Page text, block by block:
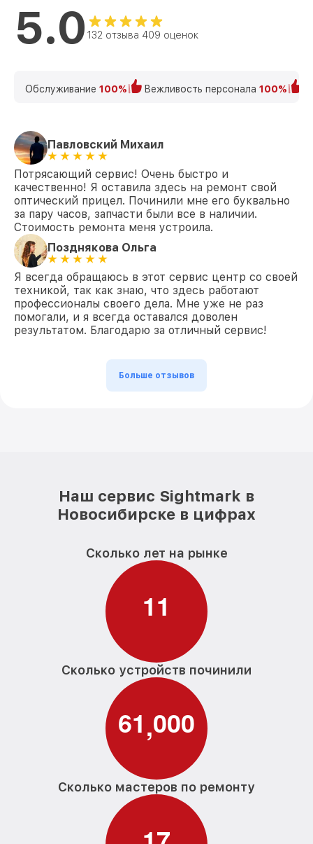
5.0 132 отзыва 409 оценок
Обслуживание 100% Вежливость персонала 100%
Павловский Михаил
Потрясающий сервис! Очень быстро и
качественно! Я оставила здесь на ремонт свой
оптический прицел. Починили мне его буквально
за пару часов, запчасти были все в наличии.
Стоимость ремонта меня устроила.
Позднякова Ольга
Я всегда обращаюсь в этот сервис центр со своей
техникой, так как знаю, что здесь работают
профессионалы своего дела. Мне уже не раз
помогали, и я всегда оставался доволен
результатом. Благодарю за отличный сервис!
Больше отзывов
Наш сервис Sightmark в
Новосибирске в цифрах
Сколько лет на рынке
11
Сколько устройств починили
61,000
Сколько мастеров по ремонту